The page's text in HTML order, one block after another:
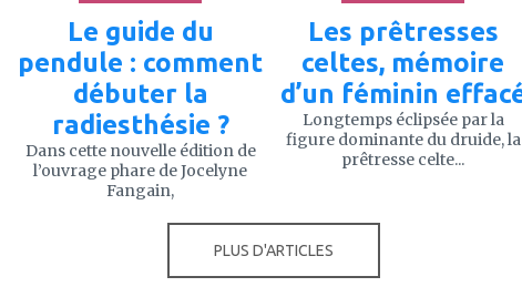
Le guide du
pendule : comment
débuter la
radiesthésie ?
Dans cette nouvelle édition de
l’ouvrage phare de Jocelyne
Fangain,
Les prêtresses
celtes, mémoire
d’un féminin
Longtemps éclipsée par la
figure dominante du druide, la
prêtresse celte...
PLUS D'ARTICLES